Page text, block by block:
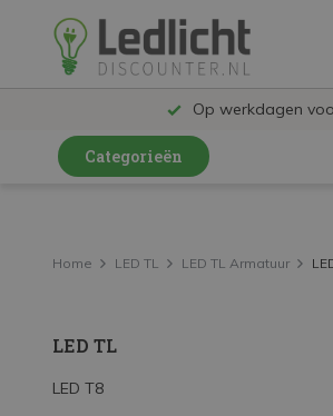
Op werkdagen
Categorieën
LED Railspots
Home LED TL LED TL Armatuur
LED TL
LED T8